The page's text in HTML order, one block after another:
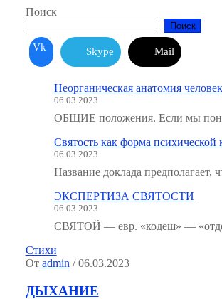
Поиск
Поиск
Vk Skype Mail
Неорганическая анатомия
06.03.2023
ОБЩИЕ положения. Если мы
Святость как форма психической
06.03.2023
Название доклада
ЭКСПЕРТИЗА СВЯТОСТИ
06.03.2023
СВЯТОЙ — евр. «кодеш» —
Стихи
Отadmin / 06.03.2023
ДЫХАНИЕ